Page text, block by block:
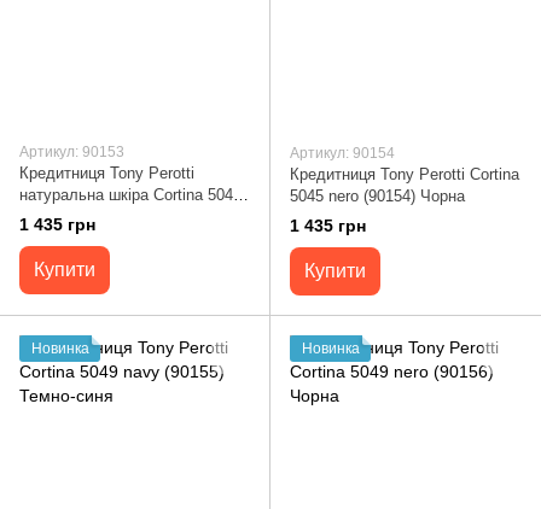
Артикул: 90153
Кредитниця Tony Perotti
натуральна шкіра Cortina 5045
navy (90153) Темно-синя
1 435 грн
Купити
Артикул: 90154
Кредитниця Tony Perotti Cortina
5045 nero (90154) Чорна
1 435 грн
Купити
Новинка Новинка